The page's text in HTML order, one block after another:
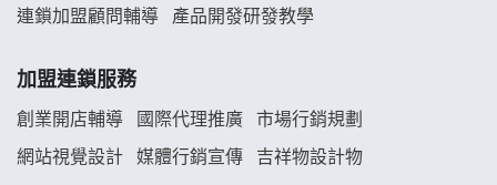
雞咕雞咕加盟說明會
TEA TOP加盟說明會
連鎖加盟顧問輔導 產品開發研發教學
加盟連鎖服務
創業開店輔導 國際代理推廣 市場行銷規劃
網站視覺設計 媒體行銷宣傳 吉祥物設計物